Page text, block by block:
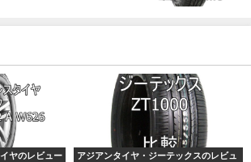
ヤのレビュー
アジアンタイヤ・ジーテックスのレビュ